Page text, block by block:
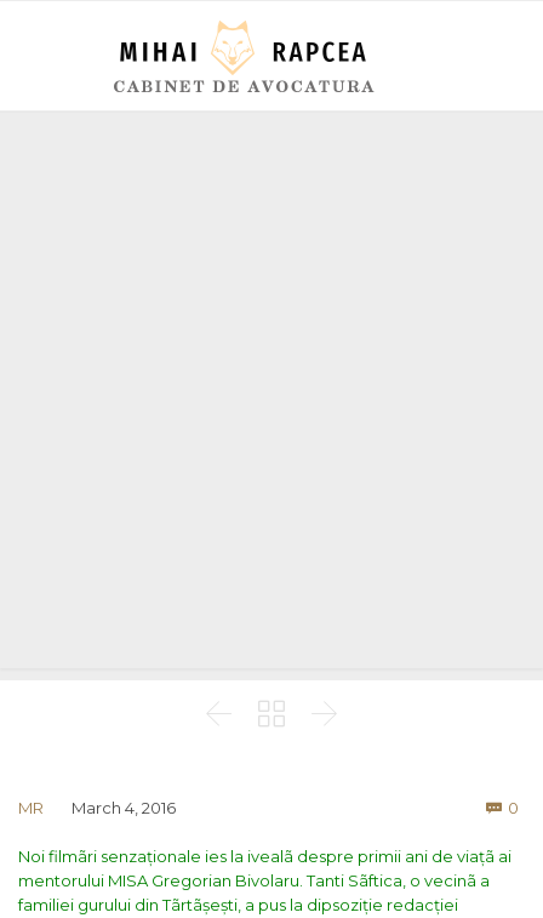
  
MR March 4, 2016  0
Noi filmãri senzaționale ies la ivealã despre primii ani de viațã ai
mentorului MISA Gregorian Bivolaru. Tanti Sãftica, o vecinã a
familiei gurului din Tãrtãșești, a pus la dipsoziție redacției